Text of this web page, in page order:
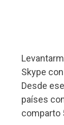
Skype
Desde
países
comparto